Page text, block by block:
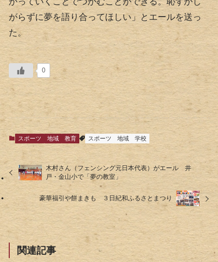
がらずに夢を語り合ってほしい」とエールを送っ
た。
0
スポーツ 地域 教育 スポーツ 地域 学校
木村さん（フェンシング元日本代表）がエール 井
戸・金山小で「夢の教室」
豪華福引や餅まきも ３日紀和ふるさとまつり
関連記事